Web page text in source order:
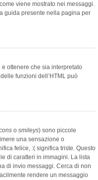
viene mostrato nei messaggi.
guida presente nella pagina per
ottenere che sia interpretato
funzioni dell’HTML può
o smileys) sono piccole
una sensazione o
felice, :( significa triste. Questo
di caratteri in immagini. La lista
di invio messaggi. Cerca di non
rendere un messaggio